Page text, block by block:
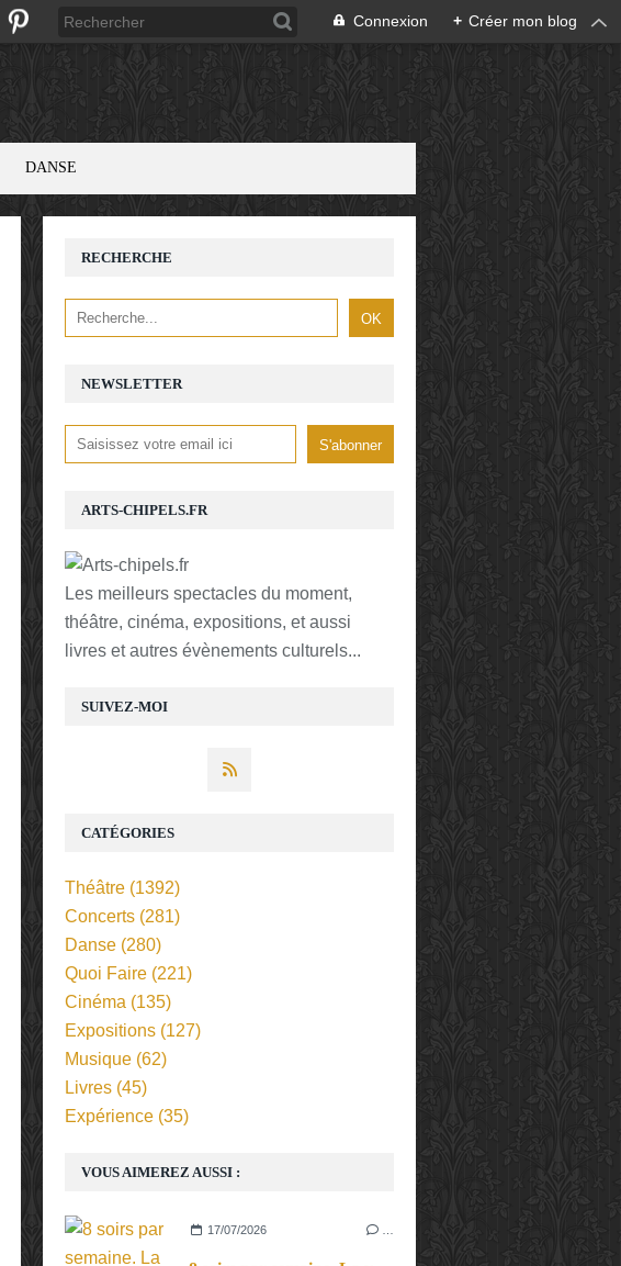
Connexion + Créer mon blog
DANSE
NEWSLETTER
SUIVEZ-MOI
RECHERCHE
ARTS-CHIPELS.FR
Les meilleurs spectacles du moment,
théâtre, cinéma, expositions, et aussi
livres et autres évènements culturels...
VOUS AIMEREZ AUSSI :
17/07/2026
CATÉGORIES
Théâtre (1392)
Concerts (281)
Danse (280)
Quoi Faire (221)
Cinéma (135)
Expositions (127)
Musique (62)
Livres (45)
Expérience (35)